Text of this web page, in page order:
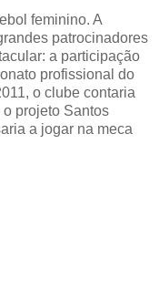
feminino. A
patrocinadores
a participação
profissional do
o clube contaria
projeto Santos
a jogar na meca